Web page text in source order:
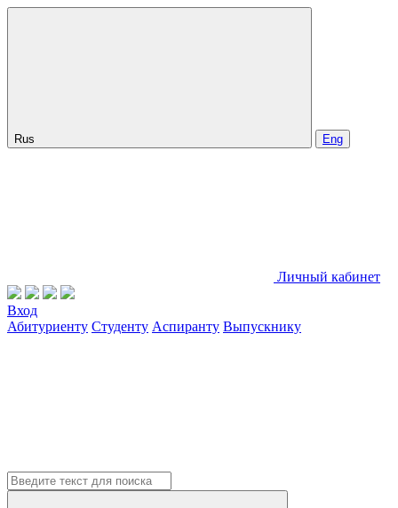
Rus Eng
Личный кабинет
Вход
Абитуриенту Студенту Аспиранту Выпускнику